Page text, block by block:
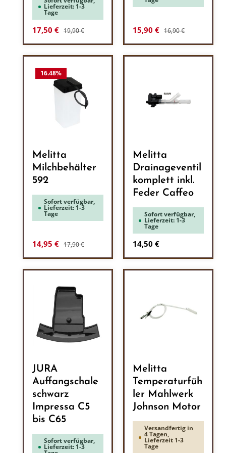
Lieferzeit: 1-3
Tage
Verkaufspreis:
17,50 € Regulärer Preis:
19,90 € Verkaufspreis:
15,90 € Regulärer Preis:
16,90 €
16.48%
Melitta
Milchbehälter
592
Sofort verfügbar,
Lieferzeit: 1-3
Tage
Verkaufspreis:
14,95 € Regulärer Preis:
17,90 €
Melitta
Drainageventil
komplett inkl.
Feder Caffeo
Sofort verfügbar,
Lieferzeit: 1-3
Tage
Regulärer Preis:
14,50 €
JURA
Auffangschale
schwarz
Impressa C5
bis C65
Sofort verfügbar,
Lieferzeit: 1-3
Melitta
Temperaturfüh
ler Mahlwerk
Johnson Motor
Versandfertig in
4 Tagen,
Lieferzeit 1-3
Tage